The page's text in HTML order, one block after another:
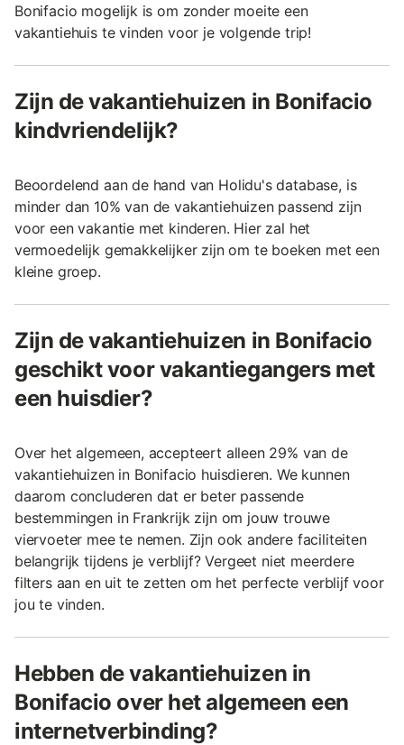
Bonifacio mogelijk is om zonder moeite een
vakantiehuis te vinden voor je volgende trip!
Zijn de vakantiehuizen in Bonifacio
kindvriendelijk?
Beoordelend aan de hand van Holidu's database, is
minder dan 10% van de vakantiehuizen passend zijn
voor een vakantie met kinderen. Hier zal het
vermoedelijk gemakkelijker zijn om te boeken met een
kleine groep.
Zijn de vakantiehuizen in Bonifacio
geschikt voor vakantiegangers met
een huisdier?
Over het algemeen, accepteert alleen 29% van de
vakantiehuizen in Bonifacio huisdieren. We kunnen
daarom concluderen dat er beter passende
bestemmingen in Frankrijk zijn om jouw trouwe
viervoeter mee te nemen. Zijn ook andere faciliteiten
belangrijk tijdens je verblijf? Vergeet niet meerdere
filters aan en uit te zetten om het perfecte verblijf voor
jou te vinden.
Hebben de vakantiehuizen in
Bonifacio over het algemeen een
internetverbinding?